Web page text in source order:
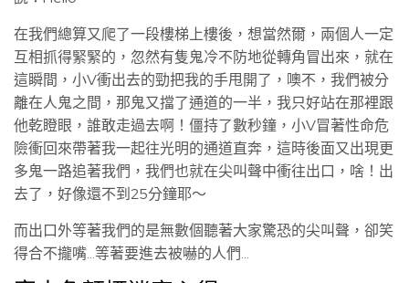
在我們總算又爬了一段樓梯上樓後，想當然爾，兩個人一定
互相抓得緊緊的，忽然有隻鬼冷不防地從轉角冒出來，就在
這瞬間，小V衝出去的勁把我的手甩開了，噢不，我們被分
離在人鬼之間，那鬼又擋了通道的一半，我只好站在那裡跟
他乾瞪眼，誰敢走過去啊！僵持了數秒鐘，小V冒著性命危
險衝回來帶著我一起往光明的通道直奔，這時後面又出現更
多鬼一路追著我們，我們也就在尖叫聲中衝往出口，啥！出
去了，好像還不到25分鐘耶～
而出口外等著我們的是無數個聽著大家驚恐的尖叫聲，卻笑
得合不攏嘴…等著要進去被嚇的人們…